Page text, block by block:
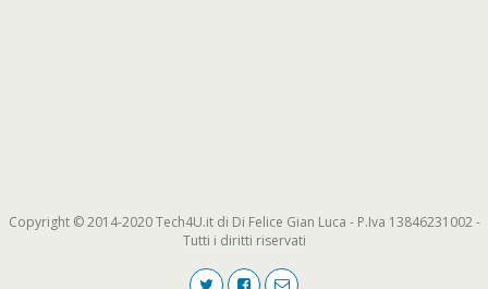
Copyright © 2014-2020 Tech4U.it di Di Felice Gian Luca - P.Iva 13846231002 -
Tutti i diritti riservati